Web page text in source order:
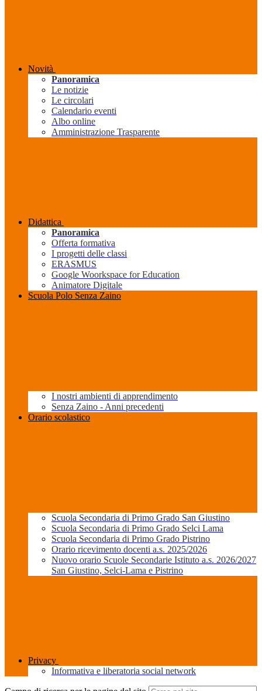
Novità
Panoramica
Le notizie
Le circolari
Calendario eventi
Albo online
Amministrazione Trasparente
Didattica
Panoramica
Offerta formativa
I progetti delle classi
ERASMUS
Google Woorkspace for Education
Animatore Digitale
Scuola Polo Senza Zaino
I nostri ambienti di apprendimento
Senza Zaino - Anni precedenti
Orario scolastico
Scuola Secondaria di Primo Grado San Giustino
Scuola Secondaria di Primo Grado Selci Lama
Scuola Secondaria di Primo Grado Pistrino
Orario ricevimento docenti a.s. 2025/2026
Nuovo orario Scuole Secondarie Istituto a.s. 2026/2027
San Giustino, Selci-Lama e Pistrino
Privacy
Informativa e liberatoria social network